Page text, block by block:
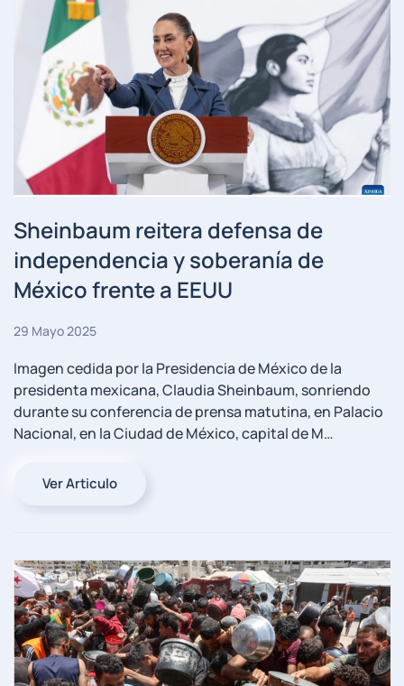
Sheinbaum reitera defensa de
independencia y soberanía de
México frente a EEUU
29 Mayo 2025
Imagen cedida por la Presidencia de México de la
presidenta mexicana, Claudia Sheinbaum, sonriendo
durante su conferencia de prensa matutina, en Palacio
Nacional, en la Ciudad de México, capital de M…
Ver Articulo